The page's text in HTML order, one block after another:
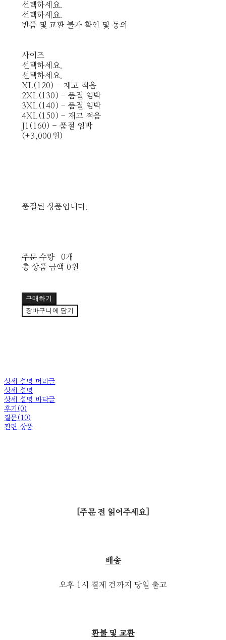
선택하세요.
선택하세요.
반품 및 교환 불가 확인 및 동의
사이즈
선택하세요.
선택하세요.
XL(120) - 재고 적음
2XL(130) - 품절 임박
3XL(140) - 품절 임박
4XL(150) - 재고 적음
J1(160) - 품절 임박
(+3,000원)
품절된 상품입니다.
주문 수량
0개
총 상품 금액 0원
구매하기
장바구니에 담기
상세 설명 머리글
상세 설명
상세 설명 바닥글
후기(0)
질문(10)
관련 상품
[주문 전 읽어주세요]
배송
오후 1시 결제 건까지 당일 출고
환불 및 교환